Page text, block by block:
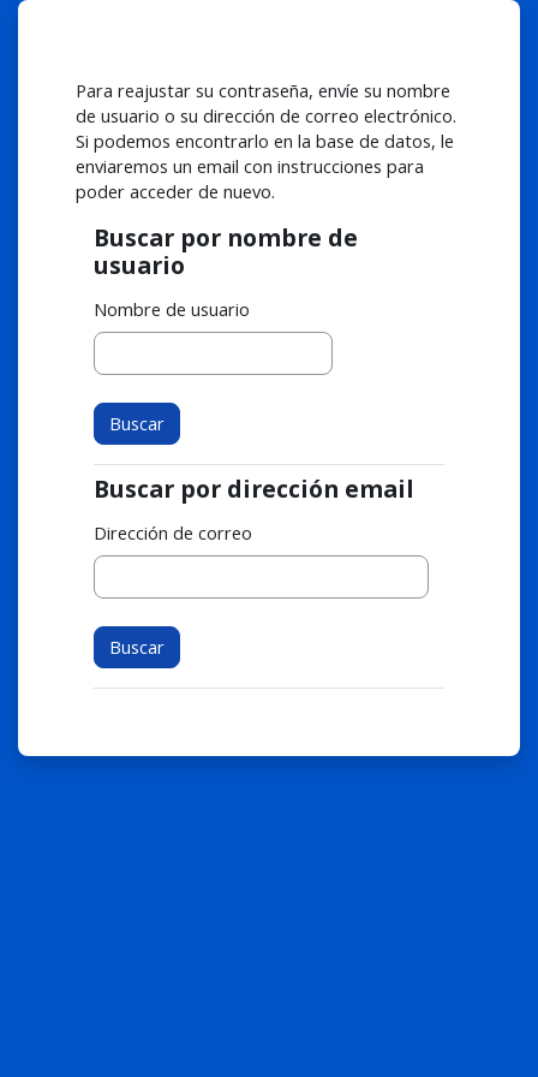
Salta al contenido principal
Para reajustar su contraseña, envíe su nombre
de usuario o su dirección de correo electrónico.
Si podemos encontrarlo en la base de datos, le
enviaremos un email con instrucciones para
poder acceder de nuevo.
Buscar por nombre de usuario
Buscar por nombre de
usuario
Nombre de usuario
Buscar por dirección email
Buscar por dirección email
Dirección de correo